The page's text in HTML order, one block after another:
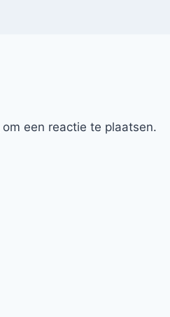
om een reactie te plaatsen.